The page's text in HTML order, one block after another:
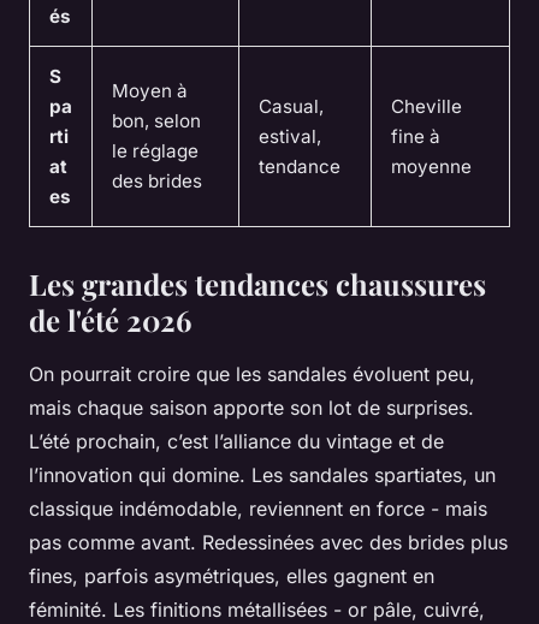
és
S
pa
rti
at
es
Moyen à
bon, selon
le réglage
des brides
Casual,
estival,
tendance
Cheville
fine à
moyenne
Les grandes tendances chaussures
de l'été 2026
On pourrait croire que les sandales évoluent peu,
mais chaque saison apporte son lot de surprises.
L’été prochain, c’est l’alliance du vintage et de
l’innovation qui domine. Les sandales spartiates, un
classique indémodable, reviennent en force - mais
pas comme avant. Redessinées avec des brides plus
fines, parfois asymétriques, elles gagnent en
féminité. Les finitions métallisées - or pâle, cuivré,